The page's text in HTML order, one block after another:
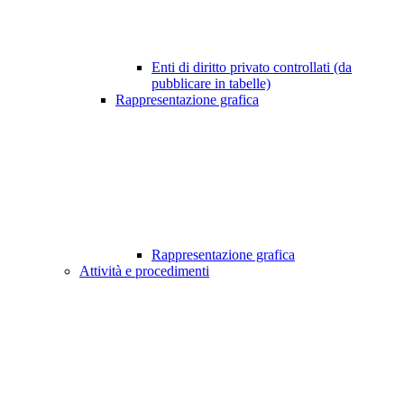
Enti di diritto privato controllati (da
pubblicare in tabelle)
Rappresentazione grafica
Rappresentazione grafica
Attività e procedimenti